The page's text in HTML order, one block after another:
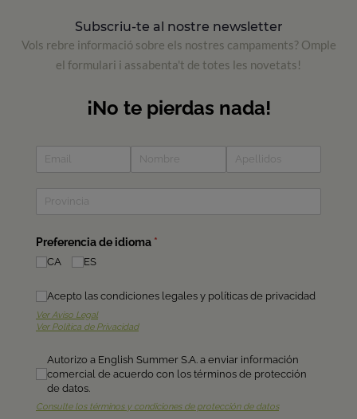
Subscriu-te al nostre newsletter
Vols rebre informació sobre els nostres campaments? Omple
el formulari i assabenta't de totes les novetats!